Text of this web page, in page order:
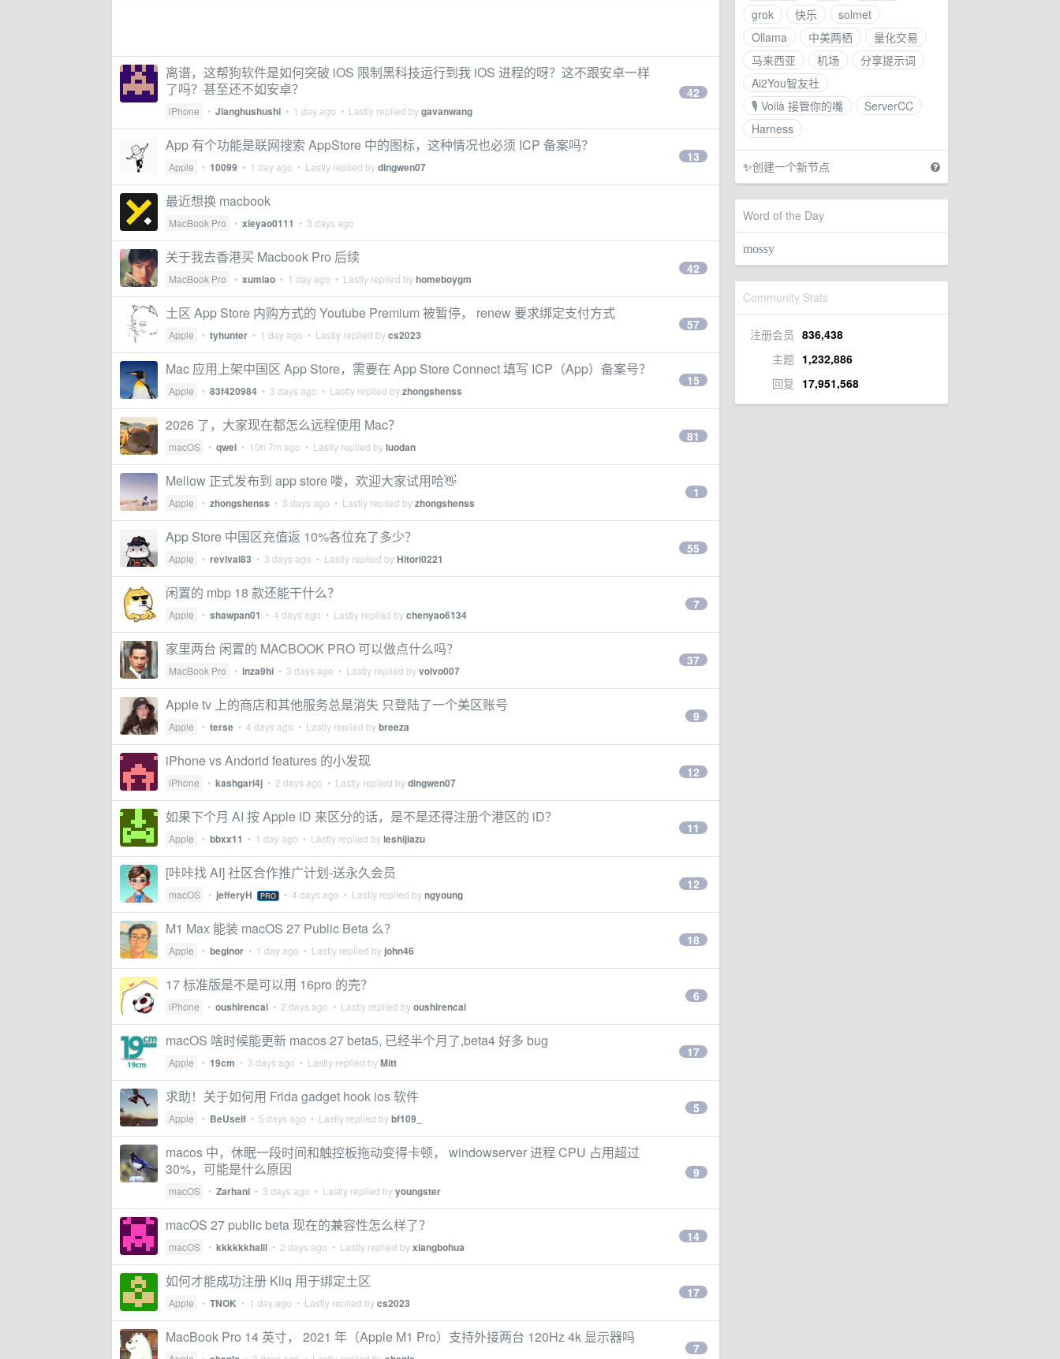
grok
快乐
solmet
Ollama
中美两栖
量化交易
马来西亚
机场
分享提示词
Ai2You智友社
🎙 Voilà 接管你的嘴
ServerCC
Harness
✨创建一个新节点
Word of the Day
mossy
Community Stats
注册会员 836,438
主题 1,232,886
回复 17,951,568
离谱，这帮狗软件是如何突破 iOS 限制黑科技运行到我 iOS 进程的呀？这不跟安卓一样
了吗？甚至还不如安卓？
iPhone • Jianghushushi • 1 day ago • Lastly replied bygavanwang
42
App 有个功能是联网搜索 AppStore 中的图标，这种情况也必须 ICP 备案吗？
Apple • 10099 • 1 day ago • Lastly replied bydingwen07
13
最近想换 macbook
MacBook Pro • xieyao0111 • 3 days ago
关于我去香港买 Macbook Pro 后续
MacBook Pro • xumiao • 1 day ago • Lastly replied byhomeboygm
42
土区 App Store 内购方式的 Youtube Premium 被暂停， renew 要求绑定支付方式
Apple • tyhunter • 1 day ago • Lastly replied bycs2023
57
Mac 应用上架中国区 App Store，需要在 App Store Connect 填写 ICP（App）备案号？
Apple • 83f420984 • 3 days ago • Lastly replied byzhongshenss
15
2026 了，大家现在都怎么远程使用 Mac？
macOS • qwei • 10h 7m ago • Lastly replied byluodan
81
Mellow 正式发布到 app store 喽，欢迎大家试用哈👋
Apple • zhongshenss • 3 days ago • Lastly replied byzhongshenss
1
App Store 中国区充值返 10%各位充了多少？
Apple • revival83 • 3 days ago • Lastly replied byHitori0221
55
闲置的 mbp 18 款还能干什么？
Apple • shawpan01 • 4 days ago • Lastly replied bychenyao6134
7
家里两台 闲置的 MACBOOK PRO 可以做点什么吗？
MacBook Pro • inza9hi • 3 days ago • Lastly replied byvolvo007
37
Apple tv 上的商店和其他服务总是消失 只登陆了一个美区账号
Apple • terse • 4 days ago • Lastly replied bybreeza
9
iPhone vs Andorid features 的小发现
iPhone • kashgari4j • 2 days ago • Lastly replied bydingwen07
12
如果下个月 AI 按 Apple ID 来区分的话，是不是还得注册个港区的 iD？
Apple • bbxx11 • 1 day ago • Lastly replied byleshijiazu
11
[咔咔找 AI] 社区合作推广计划-送永久会员
macOS • jefferyH PRO • 4 days ago • Lastly replied byngyoung
12
M1 Max 能装 macOS 27 Public Beta 么？
Apple • beginor • 1 day ago • Lastly replied by john46
18
17 标准版是不是可以用 16pro 的壳？
iPhone • oushirencai • 2 days ago • Lastly replied byoushirencai
6
macOS 啥时候能更新 macos 27 beta5, 已经半个月了,beta4 好多 bug
Apple • 19cm • 3 days ago • Lastly replied byMitt
17
求助！关于如何用 Frida gadget hook ios 软件
Apple • BeUself • 5 days ago • Lastly replied bybf109_
5
macos 中，休眠一段时间和触控板拖动变得卡顿， windowserver 进程 CPU 占用超过
30%，可能是什么原因
macOS • Zarhani • 3 days ago • Lastly replied byyoungster
9
macOS 27 public beta 现在的兼容性怎么样了？
macOS • kkkkkkhalil • 2 days ago • Lastly replied byxiangbohua
14
如何才能成功注册 Kliq 用于绑定土区
Apple • TNOK • 1 day ago • Lastly replied bycs2023
17
MacBook Pro 14 英寸， 2021 年（Apple M1 Pro）支持外接两台 120Hz 4k 显示器吗
7